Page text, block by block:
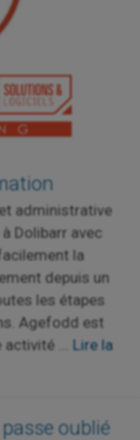
administrative
Dolibarr avec
la
depuis un
les étapes
Agefodd est
... Lire la
oublié